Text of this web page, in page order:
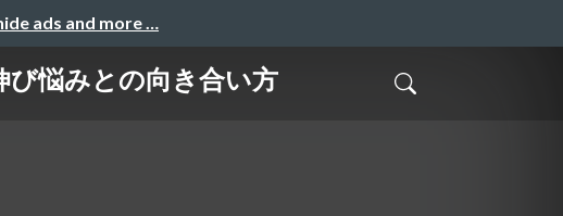
ads and more …
悩みとの向き合い方